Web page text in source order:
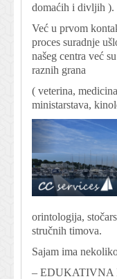
domaćih i divljih ).
Već u prvom
proces suradnje
našeg centra već
raznih grana
( veterina,
ministarstava,
orintologija,
stručnih timova.
Sajam ima
– EDUKATIVNA